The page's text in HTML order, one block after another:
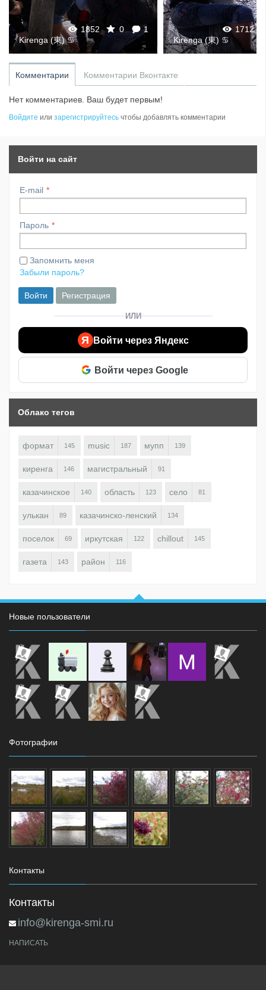
1852 0
1
Kirenga (東) ♋
1712
Kirenga (東) ♋
Комментарии Комментарии Вконтакте
Нет комментариев. Ваш будет первым!
Войдите или зарегистрируйтесь чтобы добавлять комментарии
Войти на сайт
E-mail
Пароль
Запомнить меня
Забыли пароль?
Войти Регистрация
ИЛИ
Я Войти через Яндекс
Войти через Google
Облако тегов
формат 145 music 187 мупп 139
киренга 146 магистральный 91
казачинское 140 область 123 село 81
улькан 89 казачинско-ленский 134
поселок 69 иркутская 122 chillout 145
газета 143 район 116
Новые пользователи
Фотографии
Контакты
Контакты
info@kirenga-smi.ru
НАПИСАТЬ